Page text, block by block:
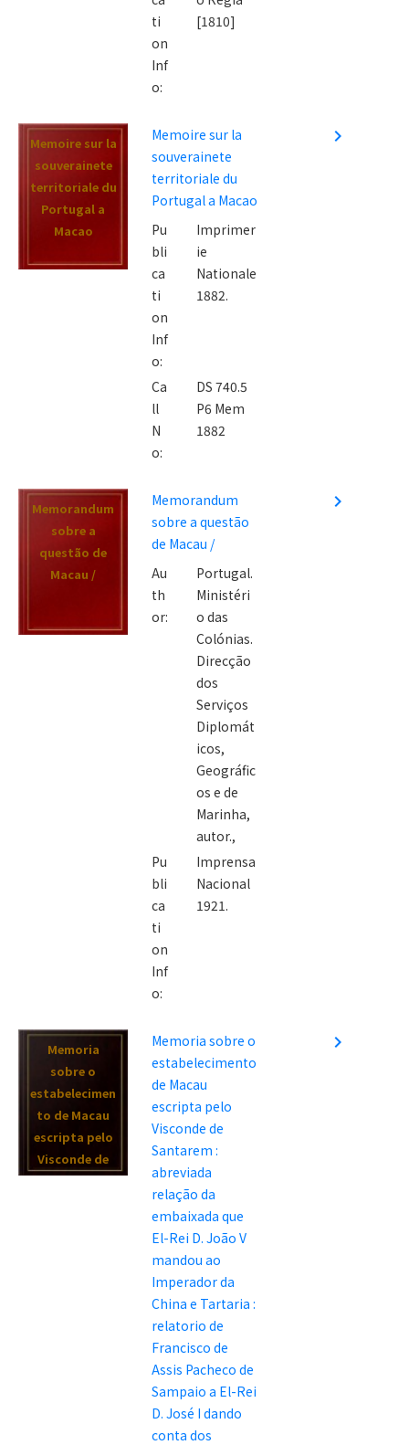
ti
on
Inf
o:
[1810]
Memoire sur la
souverainete
territoriale du
Portugal a
Macao
Memoire sur la
souverainete
territoriale du
Portugal a Macao
Pu
bli
ca
ti
on
Inf
o:
Imprimer
ie
Nationale
1882.
Ca
ll
N
o:
DS 740.5
P6 Mem
1882
navigate_next
Memorandum
sobre a
questão de
Macau /
Memorandum
sobre a questão
de Macau /
Au
th
or:
Portugal.
Ministéri
o das
Colónias.
Direcção
dos
Serviços
Diplomát
icos,
Geográfic
os e de
Marinha,
autor.,
Pu
bli
ca
ti
on
Inf
o:
Imprensa
Nacional
1921.
navigate_next
Memoria
sobre o
estabelecimen
to de Macau
escripta pelo
Visconde de
Santarem :
Memoria sobre o
estabelecimento
de Macau
escripta pelo
Visconde de
Santarem :
abreviada
relação da
embaixada que
El-Rei D. João V
mandou ao
Imperador da
China e Tartaria :
relatorio de
Francisco de
Assis Pacheco de
Sampaio a El-Rei
D. José I dando
conta dos
navigate_next